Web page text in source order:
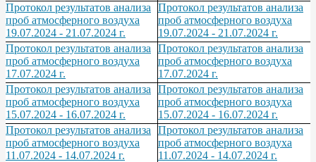
Протокол результатов анализа
проб атмосферного воздуха
19.07.2024 - 21.07.2024 г.
Протокол результатов анализа
проб атмосферного воздуха
19.07.2024 - 21.07.2024 г.
Протокол результатов анализа
проб атмосферного воздуха
17.07.2024 г.
Протокол результатов анализа
проб атмосферного воздуха
17.07.2024 г.
Протокол результатов анализа
проб атмосферного воздуха
15.07.2024 - 16.07.2024 г.
Протокол результатов анализа
проб атмосферного воздуха
15.07.2024 - 16.07.2024 г.
Протокол результатов анализа
проб атмосферного воздуха
11.07.2024 - 14.07.2024 г.
Протокол результатов анализа
проб атмосферного воздуха
11.07.2024 - 14.07.2024 г.